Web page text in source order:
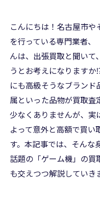
こんにちは！名古屋市
を行っている専門業者、
んは、出張買取と聞いて
うとお考えになります
にも高級そうなブラン
属といった品物が買取査
少なくありませんが、実
よって意外と高額で買い
す。本記事では、そんな
話題の「ゲーム機」の買
も交えつつ解説していき